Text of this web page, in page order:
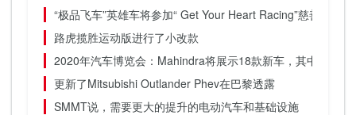
“极品飞车”英雄车将参加“ Get Your Heart Racing”慈善活动
路虎揽胜运动版进行了小改款
2020年汽车博览会：Mahindra将展示18款新车，其中包括3
更新了Mitsubishi Outlander Phev在巴黎透露
SMMT说，需要更大的提升的电动汽车和基础设施